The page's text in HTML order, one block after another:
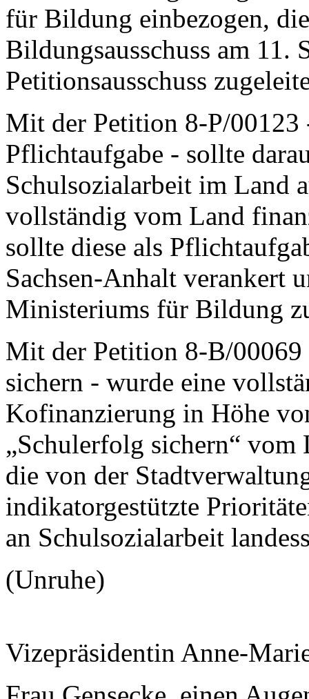
für Bildung einbezogen,
Bildungsausschuss am 11.
Petitionsausschuss
Mit der Petition 8-P/00123
Pflichtaufgabe - sollte
Schulsozialarbeit im Land
vollständig vom Land
sollte diese als
Sachsen-Anhalt verankert
Ministeriums für Bildung
Mit der Petition 8-B/
sichern - wurde eine
Kofinanzierung in Höhe
„Schulerfolg sichern“
die von der
indikatorgestützte
an Schulsozialarbeit
(Unruhe)
Vizepräsidentin Anne-